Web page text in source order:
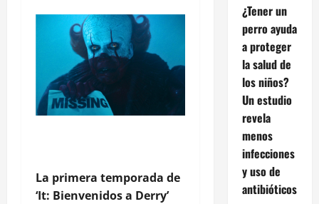
La primera temporada de
‘It: Bienvenidos a Derry’
¿Tener un
perro ayuda
a proteger
la salud de
los niños?
Un estudio
revela
menos
infecciones
y uso de
antibióticos